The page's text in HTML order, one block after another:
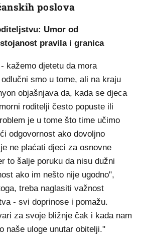
poslova
Umor od
pravila i granica
kažemo djetetu da mora
smo u tome, ali na kraju
objašnjava da, kada se djeca
roditelji često popuste ili
je u tome što time učimo
odgovornost ako dovoljno
ne plaćati djeci za osnovne
to šalje poruku da nisu dužni
ako im nešto nije ugodno",
treba naglasiti važnost
- svi doprinose i pomažu.
za svoje bližnje čak i kada nam
naše uloge unutar obitelji."